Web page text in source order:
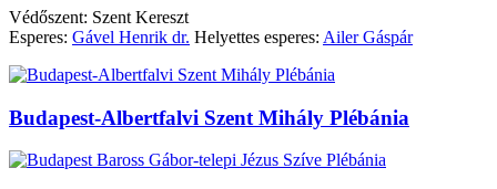
Védőszent: Szent Kereszt
Esperes: Gável Henrik dr. Helyettes esperes: Ailer Gáspár
Budapest-Albertfalvi Szent Mihály Plébánia